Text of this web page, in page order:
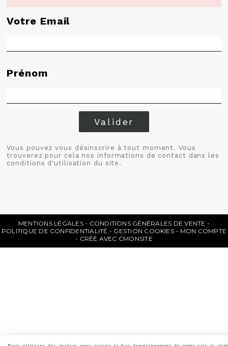
Votre Email
Prénom
Valider
Vous pouvez vous désinscrire à tout moment. Vous
trouverez pour cela nos informations de contact dans les
conditions d'utilisation du site.
MENTIONS LÉGALES
CONDITIONS GÉNÉRALES DE VENTE
POLITIQUE DE CONFIDENTIALITÉ
GESTION COOKIES
MON COMPTE
CRÉÉ AVEC CMONSITE